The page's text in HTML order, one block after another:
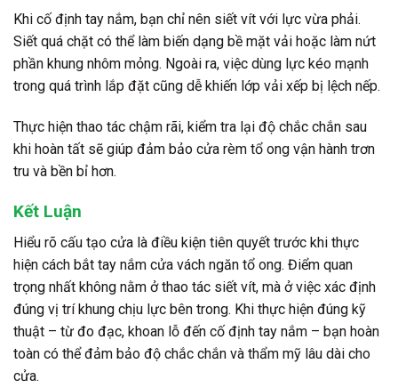
Khi cố định tay nắm, bạn chỉ nên siết vít với lực vừa phải.
Siết quá chặt có thể làm biến dạng bề mặt vải hoặc làm nứt
phần khung nhôm mỏng. Ngoài ra, việc dùng lực kéo mạnh
trong quá trình lắp đặt cũng dễ khiến lớp vải xếp bị lệch nếp.
Thực hiện thao tác chậm rãi, kiểm tra lại độ chắc chắn sau
khi hoàn tất sẽ giúp đảm bảo cửa rèm tổ ong vận hành trơn
tru và bền bỉ hơn.
Kết Luận
Hiểu rõ cấu tạo cửa là điều kiện tiên quyết trước khi thực
hiện cách bắt tay nắm cửa vách ngăn tổ ong. Điểm quan
trọng nhất không nằm ở thao tác siết vít, mà ở việc xác định
đúng vị trí khung chịu lực bên trong. Khi thực hiện đúng kỹ
thuật – từ đo đạc, khoan lỗ đến cố định tay nắm – bạn hoàn
toàn có thể đảm bảo độ chắc chắn và thẩm mỹ lâu dài cho
cửa.